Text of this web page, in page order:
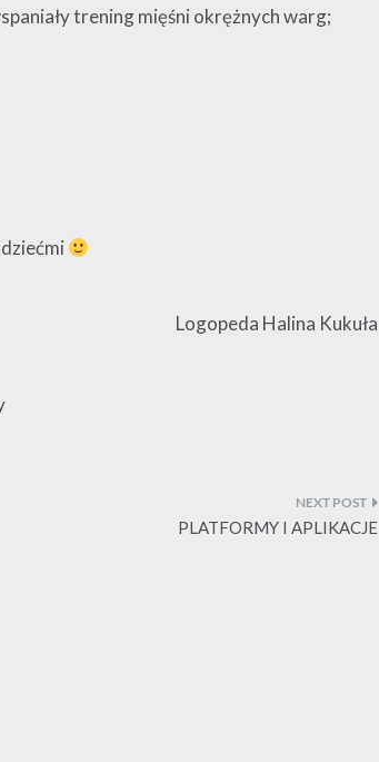
trening mięśni okrężnych warg;
Logopeda Halina Kukuła
PLATFORMY I APLIKACJE